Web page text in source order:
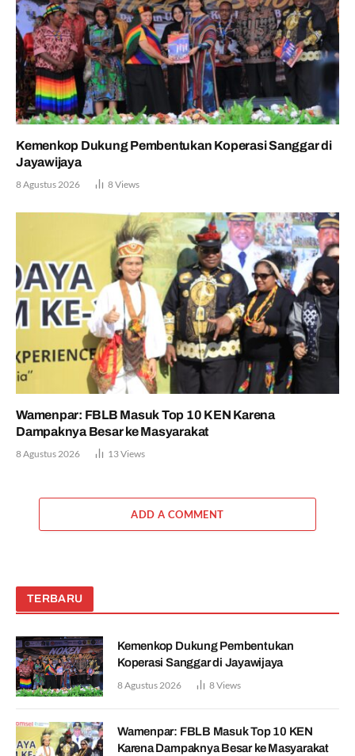
Kemenkop Dukung Pembentukan Koperasi Sanggar di
Jayawijaya
8 Agustus 2026 8Views
Wamenpar: FBLB Masuk Top 10 KEN Karena
Dampaknya Besar ke Masyarakat
8 Agustus 2026 13Views
ADD A COMMENT
TERBARU
Kemenkop Dukung Pembentukan
Koperasi Sanggar di Jayawijaya
8 Agustus 2026 8Views
Wamenpar: FBLB Masuk Top 10 KEN
Karena Dampaknya Besar ke Masyarakat